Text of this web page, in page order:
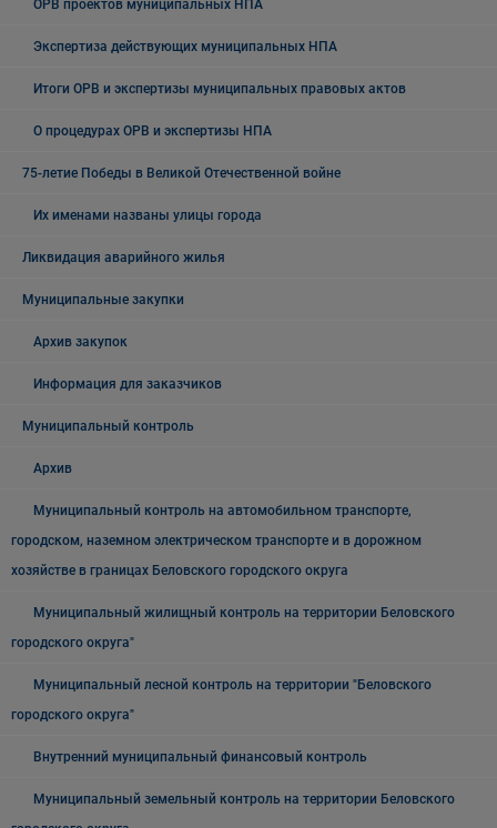
ОРВ проектов муниципальных НПА
Экспертиза действующих муниципальных НПА
Итоги ОРВ и экспертизы муниципальных правовых актов
О процедурах ОРВ и экспертизы НПА
75-летие Победы в Великой Отечественной войне
Их именами названы улицы города
Ликвидация аварийного жилья
Муниципальные закупки
Архив закупок
Информация для заказчиков
Муниципальный контроль
Архив
Муниципальный контроль на автомобильном транспорте,
городском, наземном электрическом транспорте и в дорожном
хозяйстве в границах Беловского городского округа
Муниципальный жилищный контроль на территории Беловского
городского округа"
Муниципальный лесной контроль на территории "Беловского
городского округа"
Внутренний муниципальный финансовый контроль
Муниципальный земельный контроль на территории Беловского